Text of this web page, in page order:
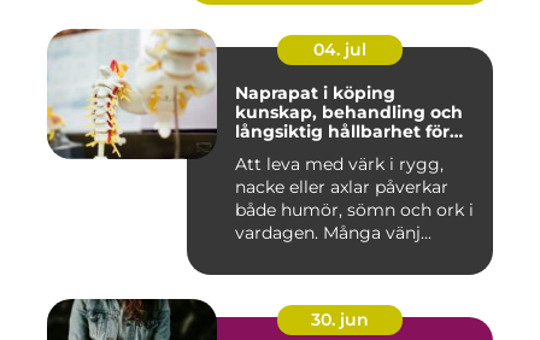
04. jul
Naprapat i köping
kunskap, behandling och
långsiktig hållbarhet för
Att leva med värk i rygg,
nacke eller axlar påverkar
både humör, sömn och ork i
vardagen. Många vänj...
30. jun